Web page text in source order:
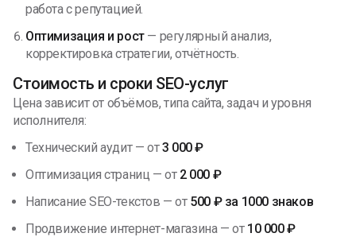
работа с репутацией.
Оптимизация и рост— регулярный анализ,
корректировка стратегии, отчётность.
Стоимость и сроки SEO-услуг
Цена зависит от объёмов, типа сайта, задач и уровня
исполнителя:
Технический аудит — от3 000 ₽
Оптимизация страниц — от 2 000 ₽
Написание SEO-текстов — от 500 ₽ за 1000 знаков
Продвижение интернет-магазина — от 10 000 ₽